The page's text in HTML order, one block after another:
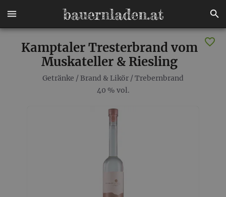
Kamptaler Tresterbrand vom
Muskateller & Riesling
Getränke / Brand & Likör / Trebernbrand
40 % vol.